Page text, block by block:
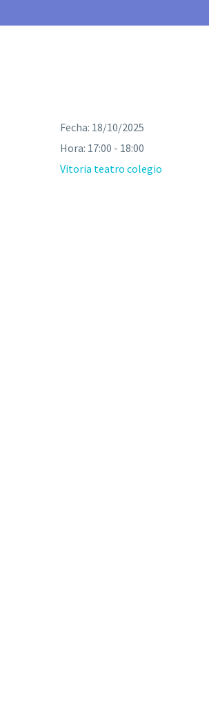
Fecha: 18/10/2025
Hora: 17:00 - 18:00
Vitoria teatro colegio